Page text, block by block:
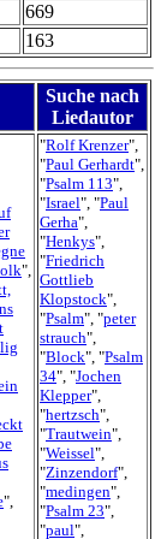
669
163
Suche nach
Liedautor
",
",
"Rolf Krenzer",
"Paul Gerhardt",
"Psalm 113",
"Israel", "Paul
Gerha",
"Henkys",
"Friedrich
Gottlieb
Klopstock",
"Psalm", "peter
strauch",
"Block", "Psalm
34", "Jochen
Klepper",
"hertzsch",
"Trautwein",
"Weissel",
"Zinzendorf",
"medingen",
"Psalm 23",
"paul",